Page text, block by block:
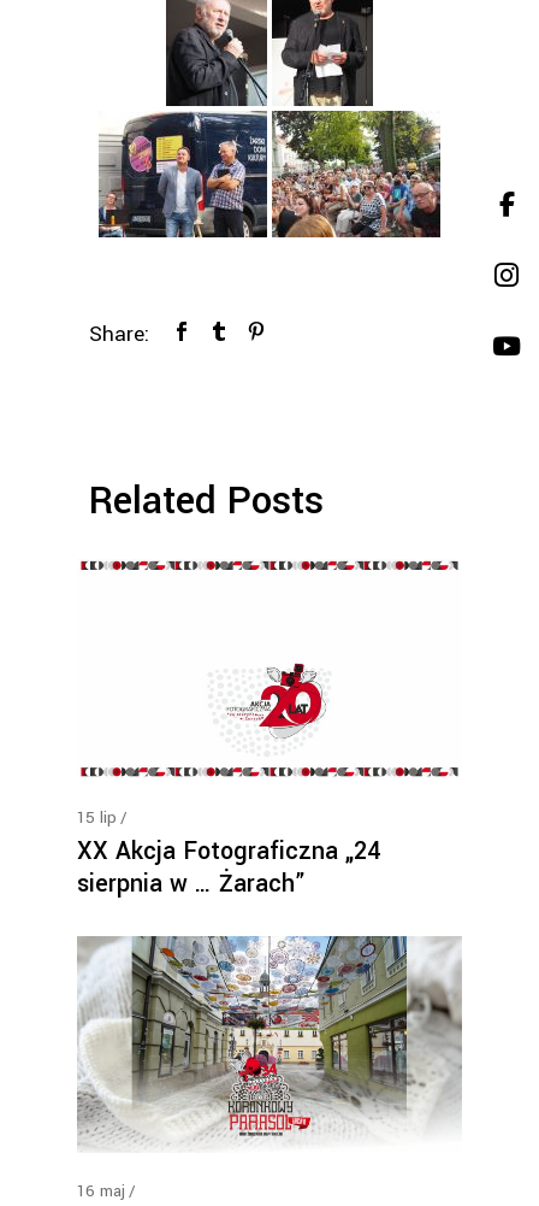
Share:
Related Posts
15 lip
XX Akcja Fotograficzna „24
sierpnia w … Żarach”
16 maj